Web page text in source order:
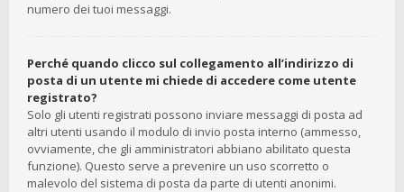
numero dei tuoi messaggi.
Perché quando clicco sul collegamento all’indirizzo di
posta di un utente mi chiede di accedere come utente
registrato?
Solo gli utenti registrati possono inviare messaggi di posta ad
altri utenti usando il modulo di invio posta interno (ammesso,
ovviamente, che gli amministratori abbiano abilitato questa
funzione). Questo serve a prevenire un uso scorretto o
malevolo del sistema di posta da parte di utenti anonimi.